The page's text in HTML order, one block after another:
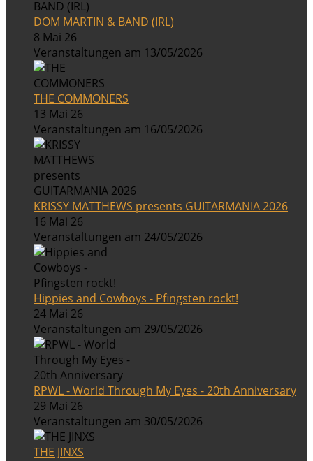
DOM MARTIN & BAND (IRL)
8 Mai 26
Veranstaltungen am 13/05/2026
THE COMMONERS
13 Mai 26
Veranstaltungen am 16/05/2026
KRISSY MATTHEWS presents GUITARMANIA 2026
16 Mai 26
Veranstaltungen am 24/05/2026
Hippies and Cowboys - Pfingsten rockt!
24 Mai 26
Veranstaltungen am 29/05/2026
RPWL - World Through My Eyes - 20th Anniversary
29 Mai 26
Veranstaltungen am 30/05/2026
THE JINXS